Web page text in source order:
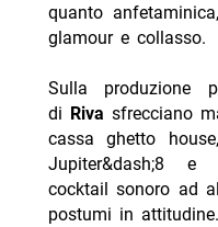
quanto
glamour e collasso.
Sulla produzione
di Riva sfrecciano
cassa ghetto
Jupiter&dash;8 e
cocktail sonoro ad
postumi in attitudine.